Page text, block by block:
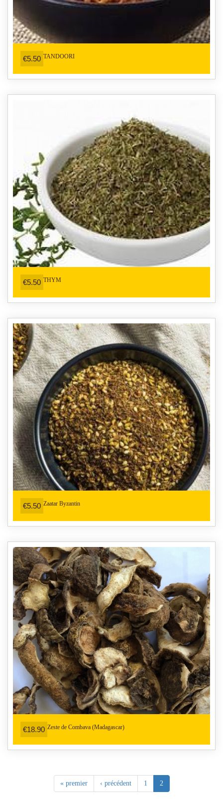
€5.50 TANDOORI
€5.50 THYM
€5.50 Zaatar Byzantin
€18.90 Zeste de Combava (Madagascar)
« premier ‹ précédent 1 2